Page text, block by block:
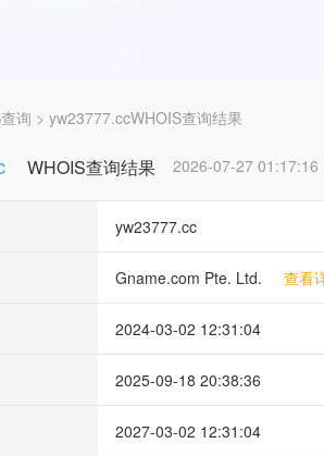
询 > yw23777.ccWHOIS查询结果
WHOIS查询结果 2026-07-27 01:17:16
yw23777.cc
Gname.com Pte. Ltd. 查看
2024-03-02 12:31:04
2025-09-18 20:38:36
2027-03-02 12:31:04